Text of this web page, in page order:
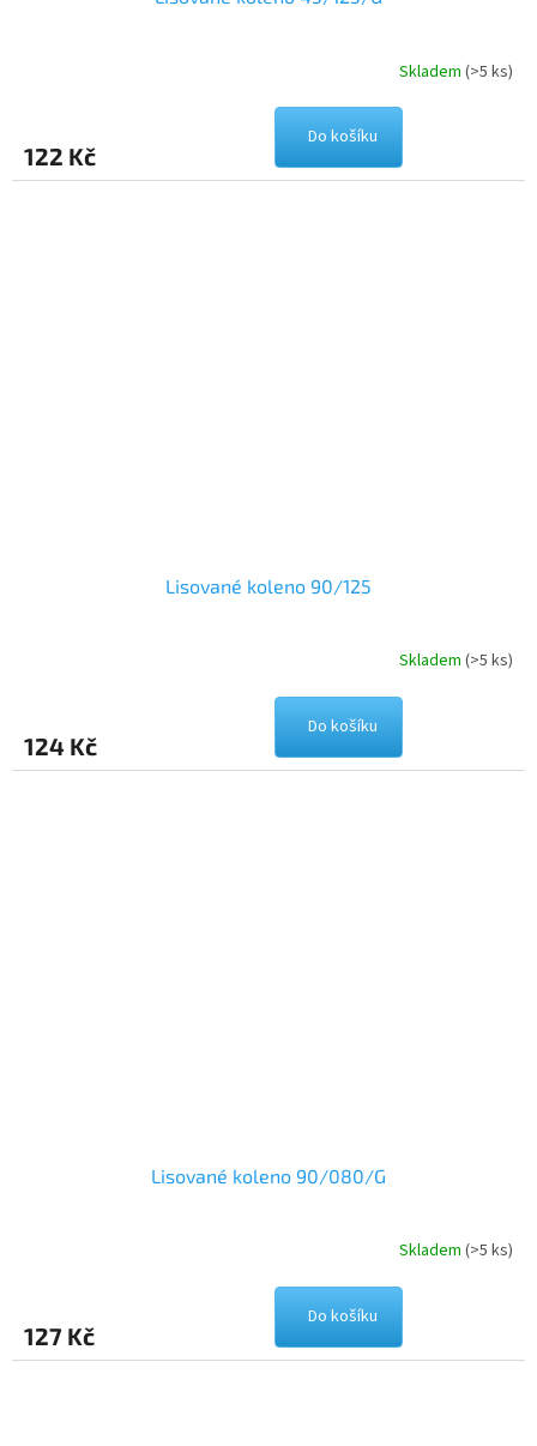
Skladem (>5 ks)
122 Kč
Do košíku
Lisované koleno 90/125
Skladem (>5 ks)
124 Kč
Do košíku
Lisované koleno 90/080/G
Skladem (>5 ks)
127 Kč
Do košíku